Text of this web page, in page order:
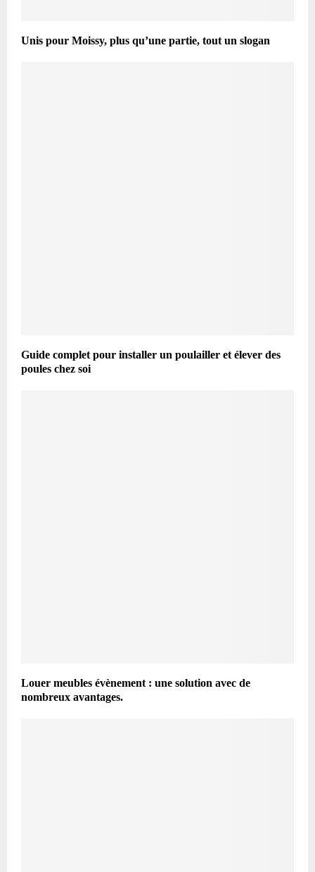
Unis pour Moissy, plus qu’une partie, tout un slogan
Guide complet pour installer un poulailler et élever des
poules chez soi
Louer meubles évènement : une solution avec de
nombreux avantages.